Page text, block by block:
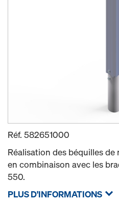
Réf. 582651000
Réalisation des béquilles
en combinaison avec les
550.
PLUS D'INFORMATIONS